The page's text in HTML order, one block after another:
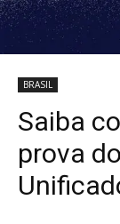
BRASIL
Saiba
prova